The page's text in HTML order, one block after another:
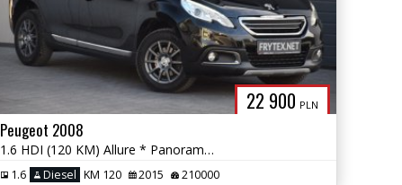
22 900 PLN
Peugeot 2008
1.6 HDI (120 KM) Allure * Panorama * Półskóra * PDC * Nawigacja *
1.6 Diesel KM 120 2015 210000